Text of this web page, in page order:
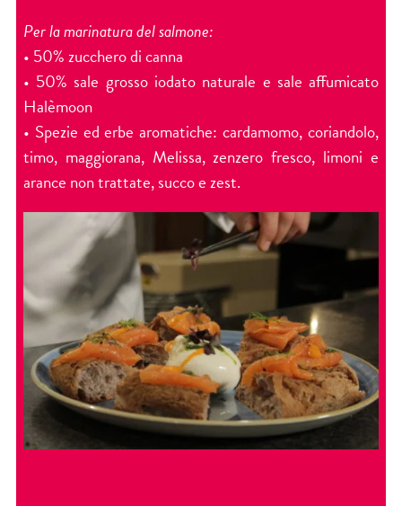
Per la marinatura del salmone:
• 50% zucchero di canna
• 50% sale grosso iodato naturale e sale affumicato
Halèmoon
• Spezie ed erbe aromatiche: cardamomo, coriandolo,
timo, maggiorana, Melissa, zenzero fresco, limoni e
arance non trattate, succo e zest.